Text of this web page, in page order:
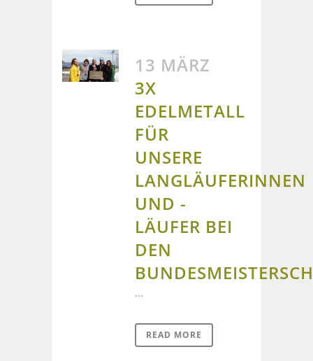
13 MÄRZ
3X
EDELMETALL
FÜR
UNSERE
LANGLÄUFERINNEN
UND -
LÄUFER BEI
DEN
...
READ MORE